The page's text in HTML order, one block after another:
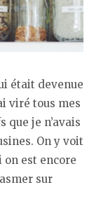
était devenue
viré tous mes
que je n’avais
On y voit
est encore
sur